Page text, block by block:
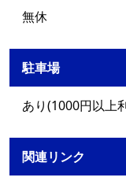
無休
駐車場
あり(1000円以上
関連リンク